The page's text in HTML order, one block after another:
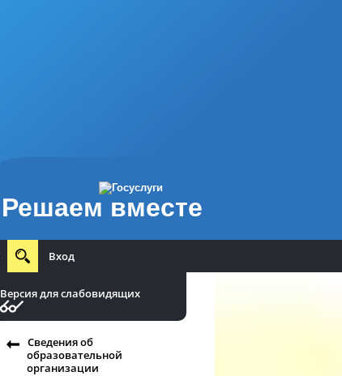
Решаем вместе
Вход
Версия для слабовидящих
Сведения об
образовательной
организации